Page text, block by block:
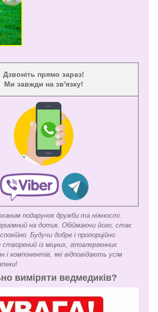
Дзвоніть прямо зараз!
Ми завжди на зв'язку!
подарунок дружби та ніжності.
на дотик. Обіймаючи його, стає
Будучи добре і пропорційно
із міцних, гіпоалергенних
і компонентів, які відповідають усім
виміряти ведмедиків?